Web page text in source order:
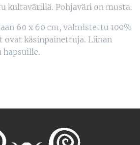
kultavärillä. Pohjaväri on musta.
60 x 60 cm, valmistettu 100%
ovat käsinpainettuja. Liinan
hapsuille.